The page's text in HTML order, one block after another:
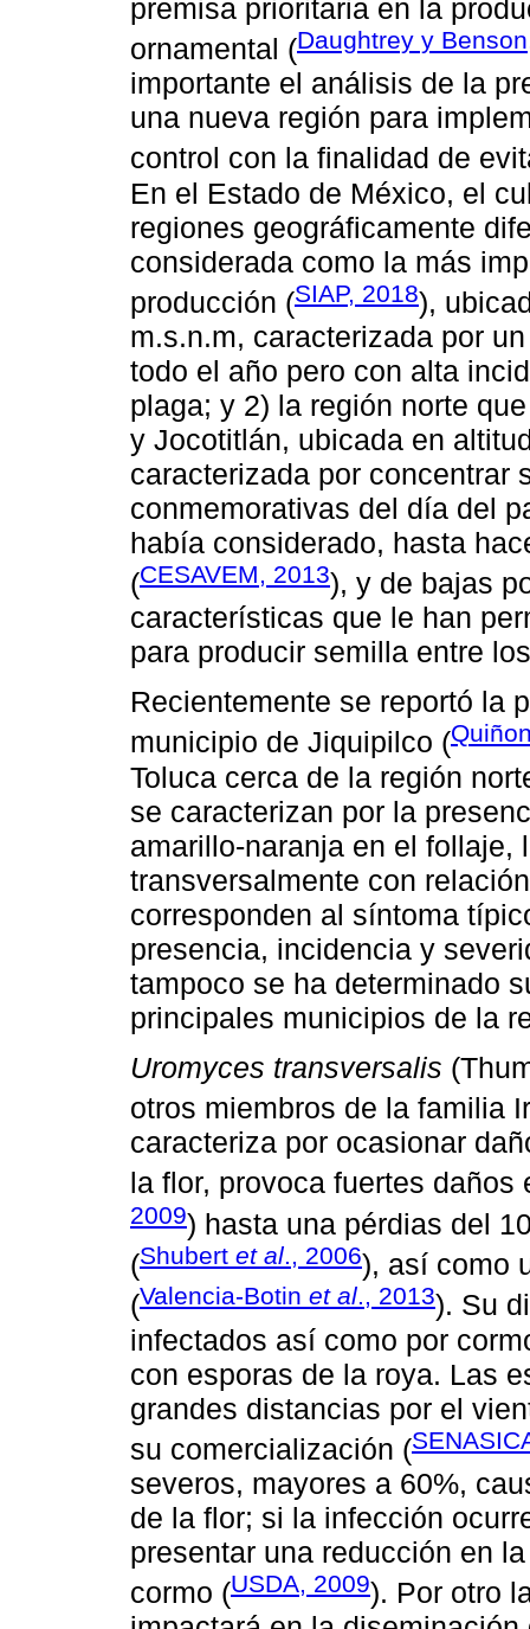
premisa prioritaria en la
ornamental (Daughtrey y
importante el análisis de la
una nueva región para
control con la finalidad de
En el Estado de México, el
regiones geográficamente
considerada como la más
producción (SIAP, 2018),
m.s.n.m, caracterizada por
todo el año pero con alta
plaga; y 2) la región norte
y Jocotitlán, ubicada en
caracterizada por concentrar
conmemorativas del día del
había considerado, hasta
(CESAVEM, 2013), y de bajas
características que le han
para producir semilla entre
Recientemente se reportó la
municipio de Jiquipilco (
Toluca cerca de la región
se caracterizan por la
amarillo-naranja en el follaje,
transversalmente con
corresponden al síntoma
presencia, incidencia y
tampoco se ha determinado
principales municipios de la
Uromyces transversalis
otros miembros de la familia
caracteriza por ocasionar
la flor, provoca fuertes
2009) hasta una pérdias del
(Shubert et al., 2006), así como
(Valencia-Botin et al., 2013). Su
infectados así como por
con esporas de la roya. Las
grandes distancias por el
su comercialización (
severos, mayores a 60%,
de la flor; si la infección
presentar una reducción en
cormo (USDA, 2009). Por otro